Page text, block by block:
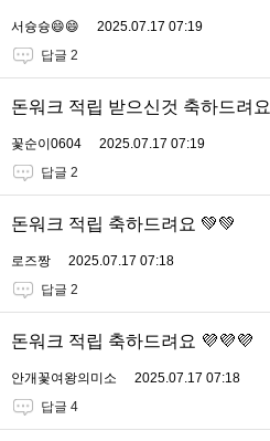
서슝슝😄😄
2025.07.17 07:19
답글 2
돈워크 적립 받으신것 축하드려요
꽃순이0604
2025.07.17 07:19
답글 2
돈워크 적립 축하드려요 💚💚
로즈짱
2025.07.17 07:18
답글 2
돈워크 적립 축하드려요 💜💜💜
안개꽃여왕의미소
2025.07.17 07:18
답글 4